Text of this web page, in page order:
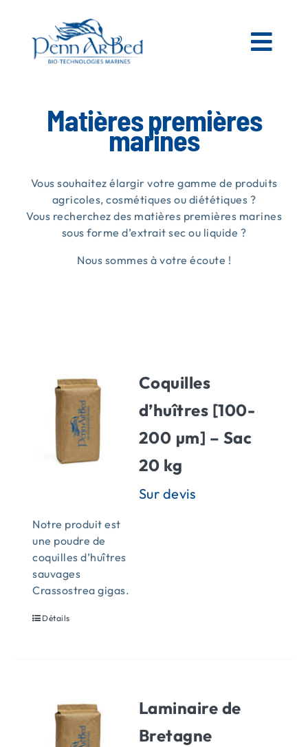
contenu
AGRICOLE
MATIÈRES PREMIÈRES MARINES
CONTACT
Matières premières
marines
Vous souhaitez élargir votre gamme de produits
agricoles, cosmétiques ou diététiques ?
Vous recherchez des matières premières marines
sous forme d’extrait sec ou liquide ?
Nous sommes à votre écoute !
Coquilles
d’huîtres [100-
200 µm] – Sac
20 kg
Notre produit est
une poudre de
coquilles d’huîtres
sauvages
Crassostrea gigas.
Détails
Laminaire de
Bretagne